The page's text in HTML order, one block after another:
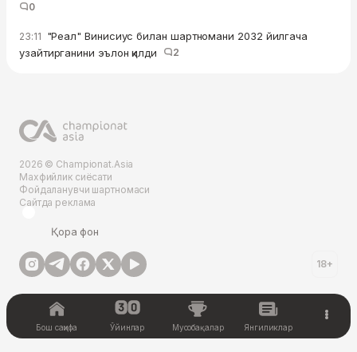
0
23:11 "Реал" Винисиус билан шартномани 2032 йилгача
узайтирганини эълон қилди
2
2026 © Championat.Asia
Махфийлик сиёсати
Фойдаланувчи шартномаси
Сайтда реклама
Қора фон
18+
Бош саҳифа Ўйинлар Мусобақалар Янгиликлар